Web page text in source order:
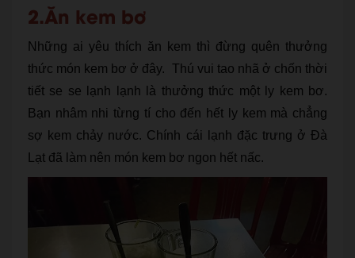
2.Ăn kem bơ
Những ai yêu thích ăn kem thì đừng quên thưởng
thức món kem bơ ở đây. Thú vui tao nhã ở chốn thời
tiết se se lạnh lạnh là thưởng thức một ly kem bơ.
Bạn nhâm nhi từng tí cho đến hết ly kem mà chẳng
sợ kem chảy nước. Chính cái lạnh đặc trưng ở Đà
Lạt đã làm nên món kem bơ ngon hết nấc.